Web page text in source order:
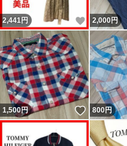
2,441円 いいね！
2,000円
1,500円 いいね！
800円